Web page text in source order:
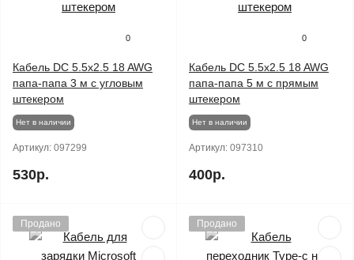
0
Кабель DC 5.5x2.5 18 AWG
папа-папа 3 м с угловым
штекером
Нет в наличии
Артикул: 097299
530р.
0
Кабель DC 5.5x2.5 18 AWG
папа-папа 5 м с прямым
штекером
Нет в наличии
Артикул: 097310
400р.
Продано Продано